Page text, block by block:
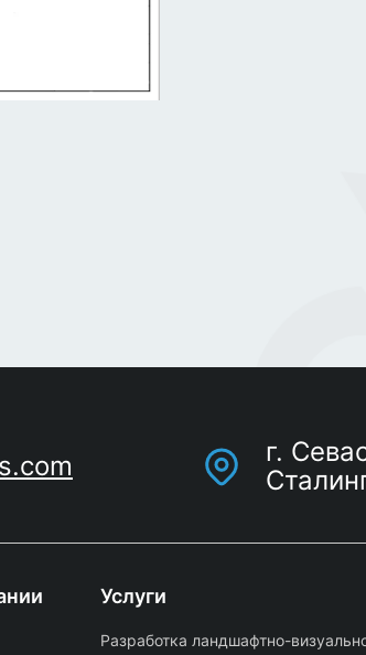
г.
Услуги
Разработка ландшафтно-